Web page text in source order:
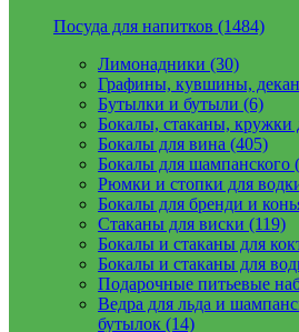
Посуда для напитков (1484)
Лимонадники (30)
Графины, кувшины,
Бутылки и бутыли (6)
Бокалы, стаканы, кружки
Бокалы для вина (405)
Бокалы для шампанского
Рюмки и стопки для
Бокалы для бренди и
Стаканы для виски (119)
Бокалы и стаканы для
Бокалы и стаканы для
Подарочные питьевые
Ведра для льда и
бутылок (14)